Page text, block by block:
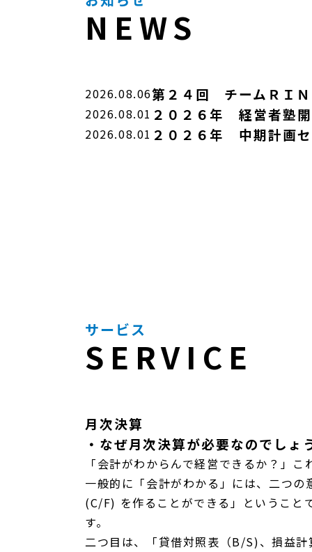
NEWS
2026.08.06第２４回 チームＲＩ
2026.08.01 ２０２６年 経営者塾
2026.08.01 ２０２６年 中期計画
サービス
SERVICE
月次決算
・なぜ月次決算が必要なのでしょ
「会計がわからんで経営できるか？」
一般的に「会計がわかる」には、二つ
(C/F) を作ることができる」ということ
す。
二つ目は、「貸借対照表（B/S)、損益